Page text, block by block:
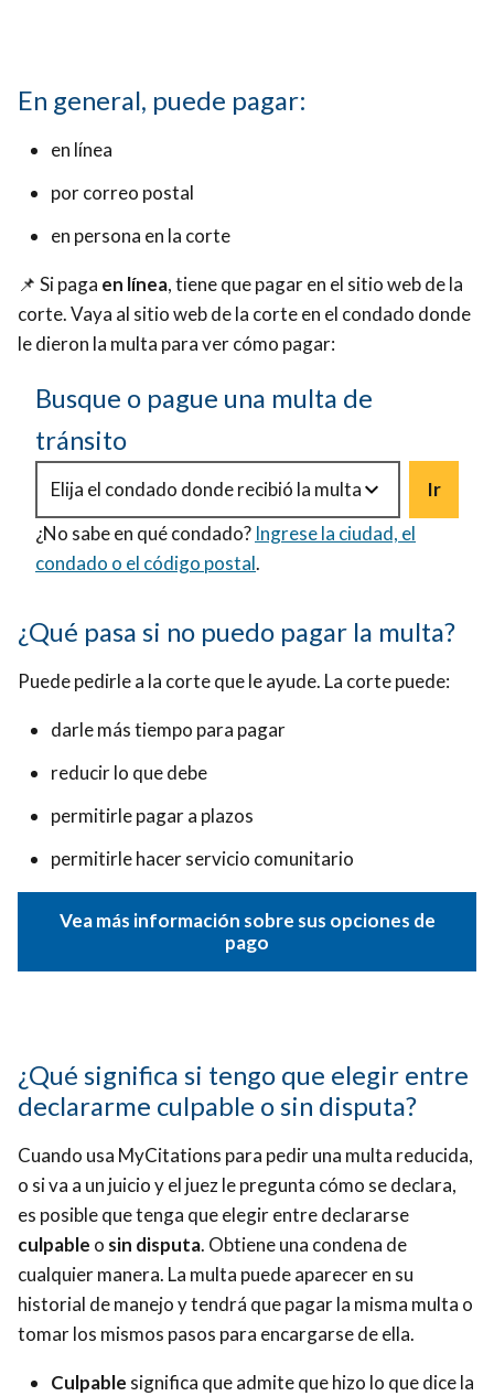
la
multa,
disputar
la
En general, puede pagar:
en línea
por correo postal
en persona en la corte
📌 Si paga en línea, tiene que pagar en el sitio web de la
corte. Vaya al sitio web de la corte en el condado donde
le dieron la multa para ver cómo pagar:
Busque o pague una multa de
tránsito
Ir
¿No sabe en qué condado? Ingrese la ciudad, el
condado o el código postal.
¿Qué pasa si no puedo pagar la multa?
Puede pedirle a la corte que le ayude. La corte puede:
darle más tiempo para pagar
reducir lo que debe
permitirle pagar a plazos
permitirle hacer servicio comunitario
Vea más información sobre sus opciones de
pago
¿Qué significa si tengo que elegir entre
declararme culpable o sin disputa?
Cuando usa MyCitations para pedir una multa reducida,
o si va a un juicio y el juez le pregunta cómo se declara,
es posible que tenga que elegir entre declararse
culpable o sin disputa. Obtiene una condena de
cualquier manera. La multa puede aparecer en su
historial de manejo y tendrá que pagar la misma multa o
tomar los mismos pasos para encargarse de ella.
Culpable significa que admite que hizo lo que dice la
multa,